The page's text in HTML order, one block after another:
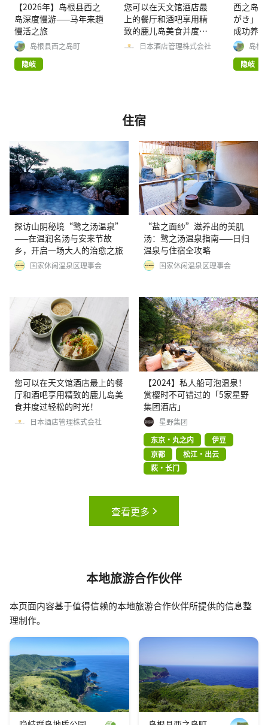
【2026年】岛根县西之
岛深度慢游——马年来趟
慢活之旅
岛根县西之岛町
隐岐
您可以在天文馆酒店最
上的餐厅和酒吧享用精
致的鹿儿岛美食并度过
轻松的时光！
日本酒店管理株式会社
西之岛
がき」
成功养
岛根
隐岐
住宿
探访山阴秘境“鹭之汤温泉”
——在温润名汤与安来节故
乡，开启一场大人的治愈之旅
国家休闲温泉区理事会
“盐之面纱”滋养出的美肌
汤：鹭之汤温泉指南——日归
温泉与住宿全攻略
国家休闲温泉区理事会
您可以在天文馆酒店最上的餐
厅和酒吧享用精致的鹿儿岛美
食并度过轻松的时光！
日本酒店管理株式会社
【2024】私人船可泡温泉！
赏樱时不可错过的「5家星野
集团酒店」
星野集团
东京・丸之内
伊豆
京都
松江・出云
萩・长门
查看更多
本地旅游合作伙伴
本页面内容基于值得信赖的本地旅游合作伙伴所提供的信息整
理制作。